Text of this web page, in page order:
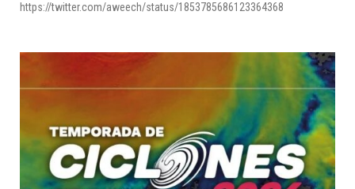
https://twitter.com/aweech/status/1853785686123364368